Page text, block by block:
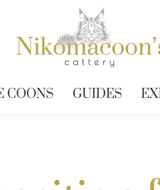
COONS GUIDES